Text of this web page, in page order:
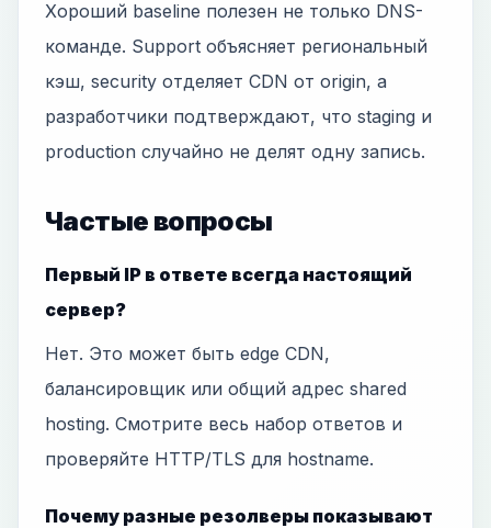
Хороший baseline полезен не только DNS-
команде. Support объясняет региональный
кэш, security отделяет CDN от origin, а
разработчики подтверждают, что staging и
production случайно не делят одну запись.
Частые вопросы
Первый IP в ответе всегда настоящий
сервер?
Нет. Это может быть edge CDN,
балансировщик или общий адрес shared
hosting. Смотрите весь набор ответов и
проверяйте HTTP/TLS для hostname.
Почему разные резолверы показывают